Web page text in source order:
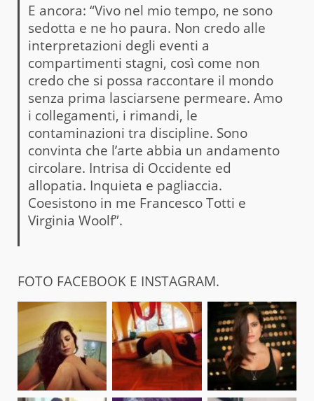
E ancora: “Vivo nel mio tempo, ne sono
sedotta e ne ho paura. Non credo alle
interpretazioni degli eventi a
compartimenti stagni, così come non
credo che si possa raccontare il mondo
senza prima lasciarsene permeare. Amo
i collegamenti, i rimandi, le
contaminazioni tra discipline. Sono
convinta che l’arte abbia un andamento
circolare. Intrisa di Occidente ed
allopatia. Inquieta e pagliaccia.
Coesistono in me Francesco Totti e
Virginia Woolf”.
FOTO FACEBOOK E INSTAGRAM.